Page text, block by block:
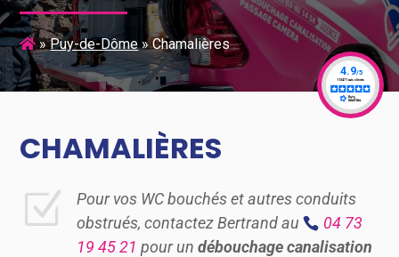
»Puy-de-Dôme»Chamalières
CHAMALIÈRES
Z
Pour vos WC bouchés et autres conduits
obstrués, contactez Bertrand au
04 73
19 45 21 pour undébouchage canalisation